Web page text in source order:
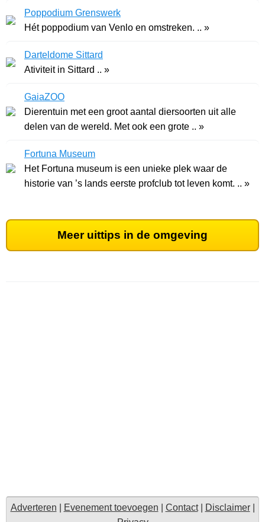
Poppodium Grenswerk
Hét poppodium van Venlo en omstreken. .. »
Darteldome Sittard
Ativiteit in Sittard .. »
GaiaZOO
Dierentuin met een groot aantal diersoorten uit alle
delen van de wereld. Met ook een grote .. »
Fortuna Museum
Het Fortuna museum is een unieke plek waar de
historie van ’s lands eerste profclub tot leven komt. .. »
Meer uittips in de omgeving
Adverteren Evenement toevoegen Contact| Disclaimer|